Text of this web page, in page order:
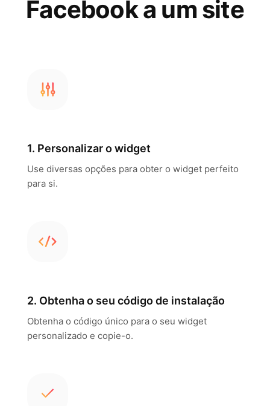
Facebook a um site
1. Personalizar o widget
Use diversas opções para obter o widget perfeito
para si.
2. Obtenha o seu código de instalação
Obtenha o código único para o seu widget
personalizado e copie-o.